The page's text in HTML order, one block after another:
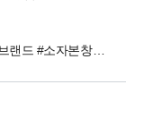
#안나홀츠 #컨설팅 #브랜드 #소자본창업 #창업